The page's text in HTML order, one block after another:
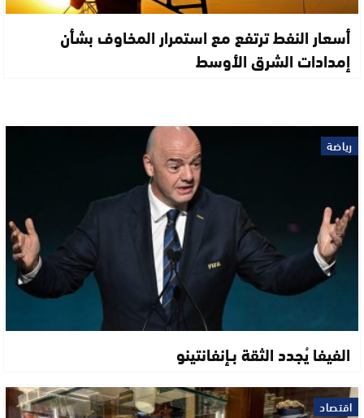
أسعار النفط ترتفع مع استمرار المخاوف بشأن
إمدادات الشرق الأوسط
رياضة
الفيفا يُجدد الثقة بـإنفانتينو
اقتصاد